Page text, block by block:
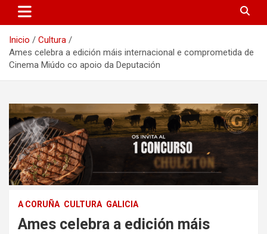
Inicio
Cultura
Ames celebra a edición máis internacional e comprometida de
Cinema Miúdo co apoio da Deputación
A CORUÑA CULTURA GALICIA
Ames celebra a edición máis